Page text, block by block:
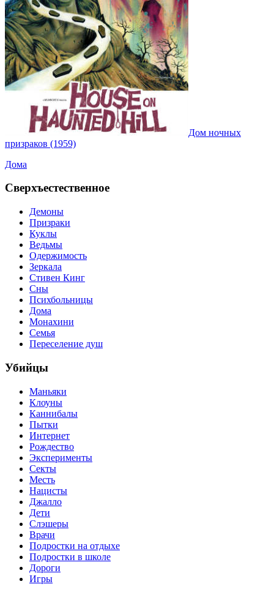
Дом ночных
призраков (1959)
Дома
Сверхъестественное
Демоны
Призраки
Куклы
Ведьмы
Одержимость
Зеркала
Стивен Кинг
Сны
Психбольницы
Дома
Монахини
Семья
Переселение душ
Убийцы
Маньяки
Клоуны
Каннибалы
Пытки
Интернет
Рождество
Эксперименты
Секты
Месть
Нацисты
Джалло
Дети
Слэшеры
Врачи
Подростки на отдыхе
Подростки в школе
Дороги
Игры